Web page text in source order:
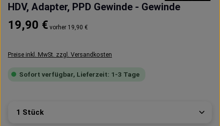
HDV, Adapter, PPD Gewinde - Gewinde
Regulärer Preis:
19,90 € vorher 19,90 €
Preise inkl. MwSt. zzgl. Versandkosten
Sofort verfügbar, Lieferzeit: 1-3 Tage
Produkt Anzahl: Gib den gewünschten Wert ein